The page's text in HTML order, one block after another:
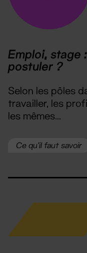
Emploi, stage
postuler ?
Selon les pôles
travailler, les
les mêmes...
Ce qu'il faut savoir